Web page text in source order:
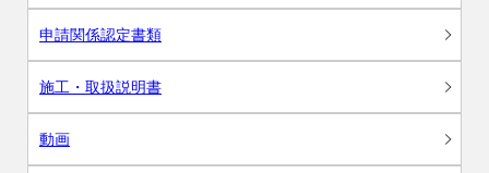
申請関係認定書類
施工・取扱説明書
動画